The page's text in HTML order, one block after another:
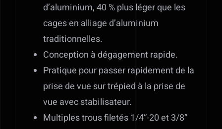
d’aluminium, 40 % plus léger que les
cages en alliage d’aluminium
traditionnelles.
Conception à dégagement rapide.
Pratique pour passer rapidement de la
prise de vue sur trépied à la prise de
vue avec stabilisateur.
Multiples trous filetés 1/4”-20 et 3/8”